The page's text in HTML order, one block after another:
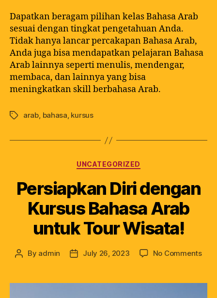
Dapatkan beragam pilihan kelas Bahasa Arab
sesuai dengan tingkat pengetahuan Anda.
Tidak hanya lancar percakapan Bahasa Arab,
Anda juga bisa mendapatkan pelajaran Bahasa
Arab lainnya seperti menulis, mendengar,
membaca, dan lainnya yang bisa
meningkatkan skill berbahasa Arab.
arab, bahasa, kursus
UNCATEGORIZED
Persiapkan Diri dengan
Kursus Bahasa Arab
untuk Tour Wisata!
By admin July 26, 2023 No Comments